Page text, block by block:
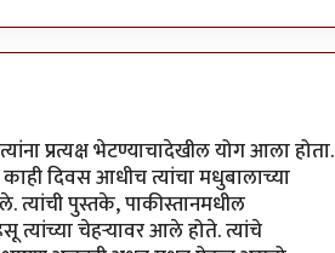
प्रत्यक्ष भेटण्याचादेखील योग आला होता.
दिवस आधीच त्यांचा मधुबालाच्या
त्यांची पुस्तके, पाकीस्तानमधील
चेहर्‍यावर आले होते. त्यांचे